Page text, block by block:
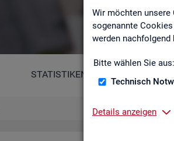
Wir möchten unsere
sogenannte
werden
Bitte wählen Sie aus:
Technisch
Details anzeigen
STATISTIKEN